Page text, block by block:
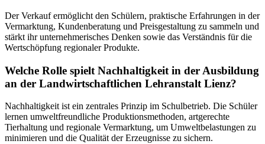
Der Verkauf ermöglicht den Schülern, praktische Erfahrungen in der
Vermarktung, Kundenberatung und Preisgestaltung zu sammeln und
stärkt ihr unternehmerisches Denken sowie das Verständnis für die
Wertschöpfung regionaler Produkte.
Welche Rolle spielt Nachhaltigkeit in der Ausbildung
an der Landwirtschaftlichen Lehranstalt Lienz?
Nachhaltigkeit ist ein zentrales Prinzip im Schulbetrieb. Die Schüler
lernen umweltfreundliche Produktionsmethoden, artgerechte
Tierhaltung und regionale Vermarktung, um Umweltbelastungen zu
minimieren und die Qualität der Erzeugnisse zu sichern.